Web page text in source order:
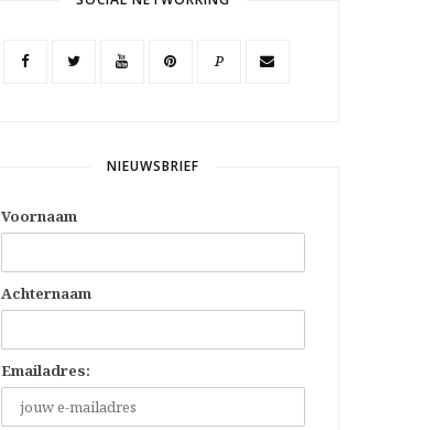
P
NIEUWSBRIEF
Voornaam
Achternaam
Emailadres: